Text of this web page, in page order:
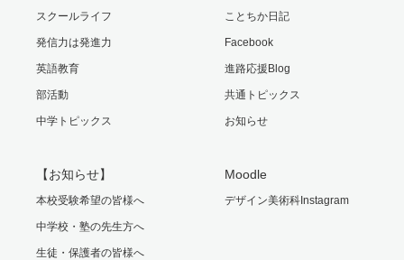
スクールライフ
発信力は発進力
英語教育
部活動
中学トピックス
ことちか日記
Facebook
進路応援Blog
共通トピックス
お知らせ
【お知らせ】
本校受験希望の皆様へ
中学校・塾の先生方へ
生徒・保護者の皆様へ
Moodle
デザイン美術科Instagram